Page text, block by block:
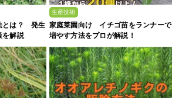
とは？ 発生
を解説
生産技術
家庭菜園向け イチゴ苗をランナーで
増やす方法をプロが解説！